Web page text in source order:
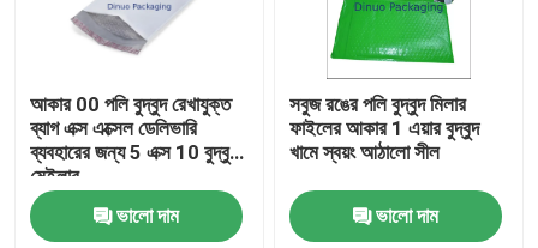
আকার 00 পলি বুদ্বুদ রেখাযুক্ত
ব্যাগ এক্স এক্সেল ডেলিভারি
ব্যবহারের জন্য 5 এক্স 10 বুদ্বুদ
মেইলার
ভালো দাম
সবুজ রঙের পলি বুদ্বুদ মিলার
ফাইলের আকার 1 এয়ার বুদ্বুদ
খামে স্বয়ং আঠালো সীল
ভালো দাম